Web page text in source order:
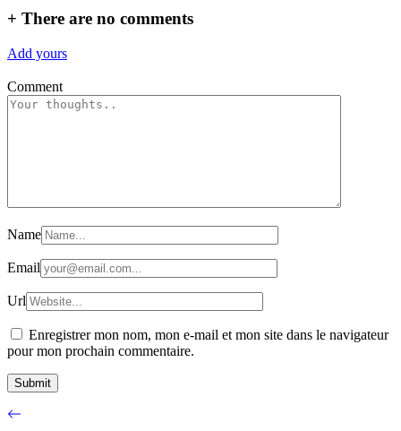
+ There are no comments
Add yours
Comment
Name
Email
Url
Enregistrer mon nom, mon e-mail et mon site dans le navigateur
pour mon prochain commentaire.